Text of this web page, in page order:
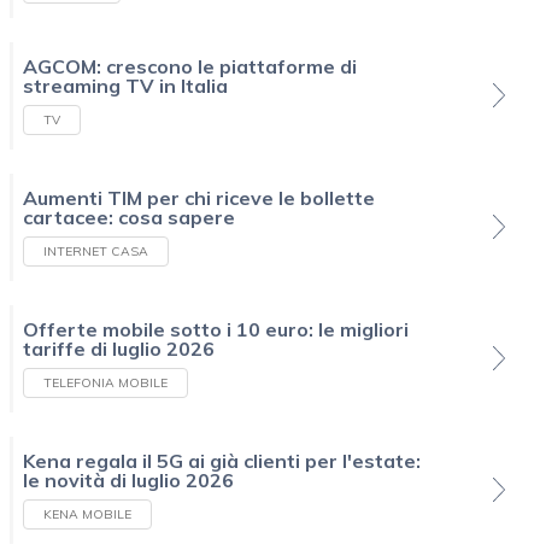
AGCOM: crescono le piattaforme di
streaming TV in Italia
TV
Aumenti TIM per chi riceve le bollette
cartacee: cosa sapere
INTERNET CASA
Offerte mobile sotto i 10 euro: le migliori
tariffe di luglio 2026
TELEFONIA MOBILE
Kena regala il 5G ai già clienti per l'estate:
le novità di luglio 2026
KENA MOBILE